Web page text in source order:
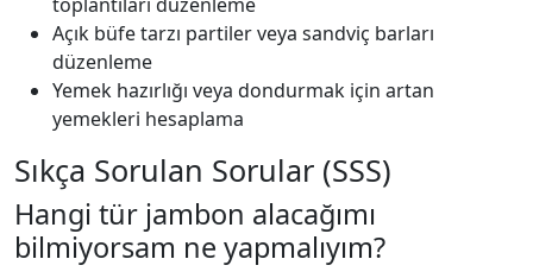
Açık büfe tarzı partiler veya sandviç barları
düzenleme
Yemek hazırlığı veya dondurmak için artan
yemekleri hesaplama
Sıkça Sorulan Sorular (SSS)
Hangi tür jambon alacağımı
bilmiyorsam ne yapmalıyım?